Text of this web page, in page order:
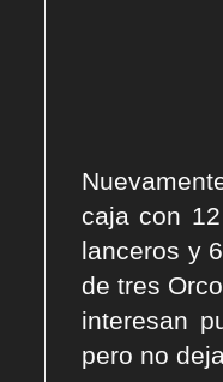
caja con
lanceros y
de tres
interesan
pero no